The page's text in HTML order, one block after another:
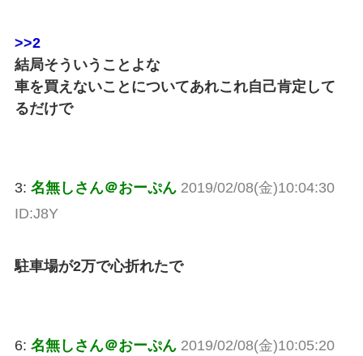
>>2
結局そういうことよな
車を買えないことについてあれこれ自己肯定して
るだけで
3: 名無しさん＠おーぷん 2019/02/08(金)10:04:30
ID:J8Y
駐車場が2万で心折れたで
6: 名無しさん＠おーぷん 2019/02/08(金)10:05:20